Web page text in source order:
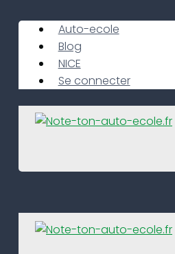
content
Auto-ecole
Blog
NICE
Se connecter